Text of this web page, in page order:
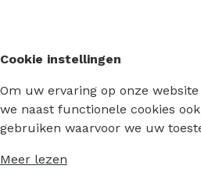
Cookie instellingen
Om uw ervaring op onze
we naast functionele cookies
gebruiken waarvoor we uw
Meer lezen